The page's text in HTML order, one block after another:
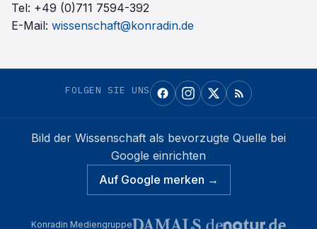
Tel: +49 (0)711 7594-392
E-Mail: wissenschaft@konradin.de
FOLGEN SIE UNS
Bild der Wissenschaft als bevorzugte Quelle bei
Google einrichten
Auf Google merken →
Konradin Mediengruppe